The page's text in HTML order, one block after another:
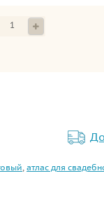
, атлас для